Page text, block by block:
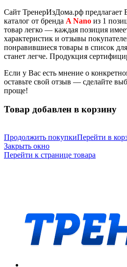
Сайт ТренерИзДома.рф
каталог от бренда A Nano из 1
товар легко — каждая позиция
характеристик и отзывы
понравившиеся товары в список
станет легче. Продукция
Если у Вас есть мнение о
оставьте свой отзыв — сделайте
проще!
Товар добавлен в корзину
Продолжить покупкиПерейти в
Закрыть окно
Перейти к странице товара